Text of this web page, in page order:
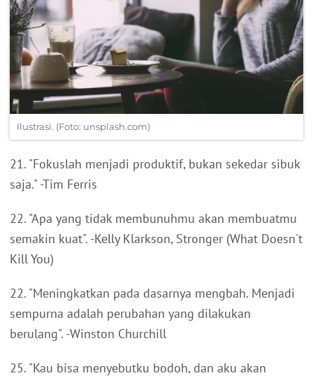
Ilustrasi. (Foto: unsplash.com)
21. "Fokuslah menjadi produktif, bukan sekedar sibuk
saja." -Tim Ferris
22. "Apa yang tidak membunuhmu akan membuatmu
semakin kuat". -Kelly Klarkson, Stronger (What Doesn't
Kill You)
22. "Meningkatkan pada dasarnya mengbah. Menjadi
sempurna adalah perubahan yang dilakukan
berulang". -Winston Churchill
25. "Kau bisa menyebutku bodoh, dan aku akan